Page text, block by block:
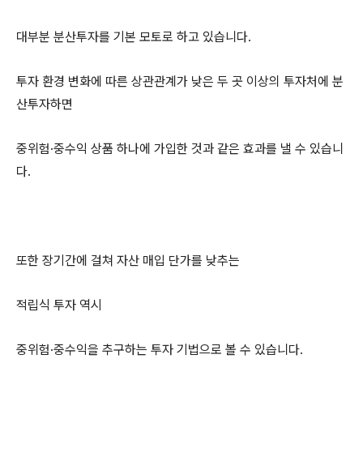
대부분 분산투자를 기본 모토로 하고 있습니다.
투자 환경 변화에 따른 상관관계가 낮은 두 곳 이상의 투자처에 분
산투자하면
중위험·중수익 상품 하나에 가입한 것과 같은 효과를 낼 수 있습니
다.
또한 장기간에 걸쳐 자산 매입 단가를 낮추는
적립식 투자 역시
중위험·중수익을 추구하는 투자 기법으로 볼 수 있습니다.